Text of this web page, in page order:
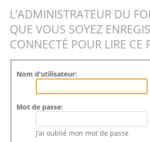
L’ADMINISTRATEUR DU
QUE VOUS SOYEZ
CONNECTÉ POUR LIRE CE
Nom d’utilisateur:
Mot de passe:
J’ai oublié mon mot de passe